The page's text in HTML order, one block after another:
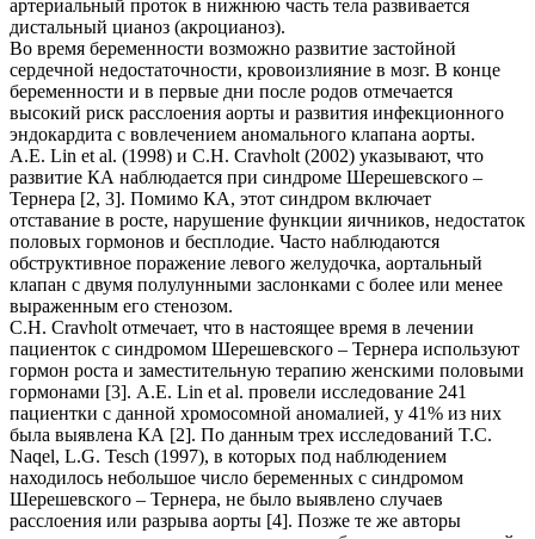
артериальный проток в нижнюю часть тела развивается
дистальный цианоз (акроцианоз).
Во время беременности возможно развитие застойной
сердечной недостаточности, кровоизлияние в мозг. В конце
беременности и в первые дни после родов отмечается
высокий риск расслоения аорты и развития инфекционного
эндокардита с вовлечением аномального клапана аорты.
A.E. Lin et al. (1998) и C.H. Cravholt (2002) указывают, что
развитие КА наблюдается при синдроме Шерешевского –
Тернера [2, 3]. Помимо КА, этот синдром включает
отставание в росте, нарушение функции яичников, недостаток
половых гормонов и бесплодие. Часто наблюдаются
обструктивное поражение левого желудочка, аортальный
клапан с двумя полулунными заслонками с более или менее
выраженным его стенозом.
C.H. Cravholt отмечает, что в настоящее время в лечении
пациенток с синдромом Шерешевского – Тернера используют
гормон роста и заместительную терапию женскими половыми
гормонами [3]. A.E. Lin et al. провели исследование 241
пациентки с данной хромосомной аномалией, у 41% из них
была выявлена КА [2]. По данным трех исследований T.C.
Naqel, L.G. Tesch (1997), в которых под наблюдением
находилось небольшое число беременных с синдромом
Шерешевского – Тернера, не было выявлено случаев
расслоения или разрыва аорты [4]. Позже те же авторы